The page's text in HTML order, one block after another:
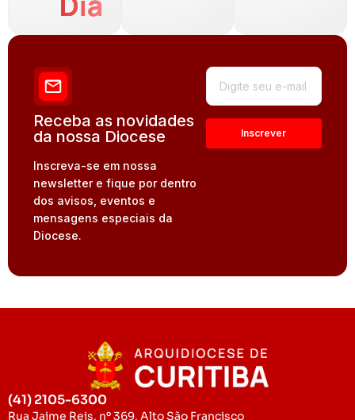
Receba as novidades
da nossa Diocese
Inscreva-se em nossa
newsletter e fique por dentro
dos avisos, eventos e
mensagens especiais da
Diocese.
(41) 2105-6300
Rua Jaime Reis, nº 369, Alto São Francisco